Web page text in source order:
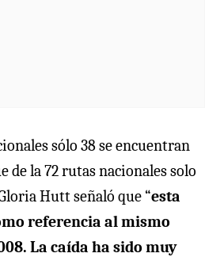
sólo 38 se encuentran
de la 72 rutas nacionales solo
Hutt señaló que “esta
referencia al mismo
La caída ha sido muy